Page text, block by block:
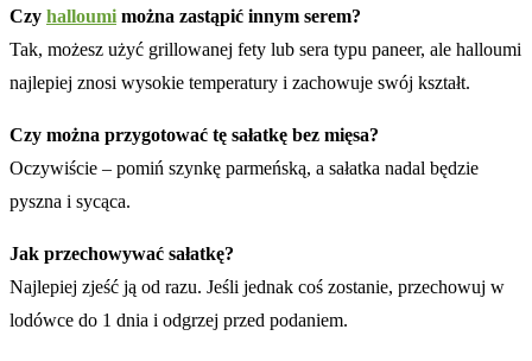
Czy halloumi można zastąpić innym serem?
Tak, możesz użyć grillowanej fety lub sera typu paneer, ale halloumi
najlepiej znosi wysokie temperatury i zachowuje swój kształt.
Czy można przygotować tę sałatkę bez mięsa?
Oczywiście – pomiń szynkę parmeńską, a sałatka nadal będzie
pyszna i sycąca.
Jak przechowywać sałatkę?
Najlepiej zjeść ją od razu. Jeśli jednak coś zostanie, przechowuj w
lodówce do 1 dnia i odgrzej przed podaniem.